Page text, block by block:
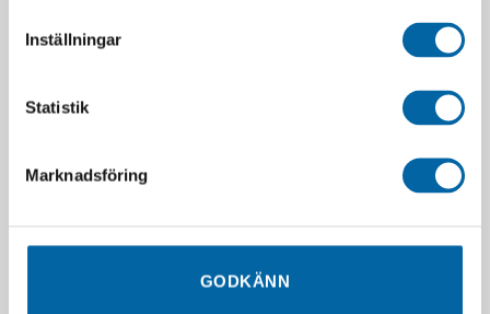
Inställningar
Statistik
Marknadsföring
GODKÄNN